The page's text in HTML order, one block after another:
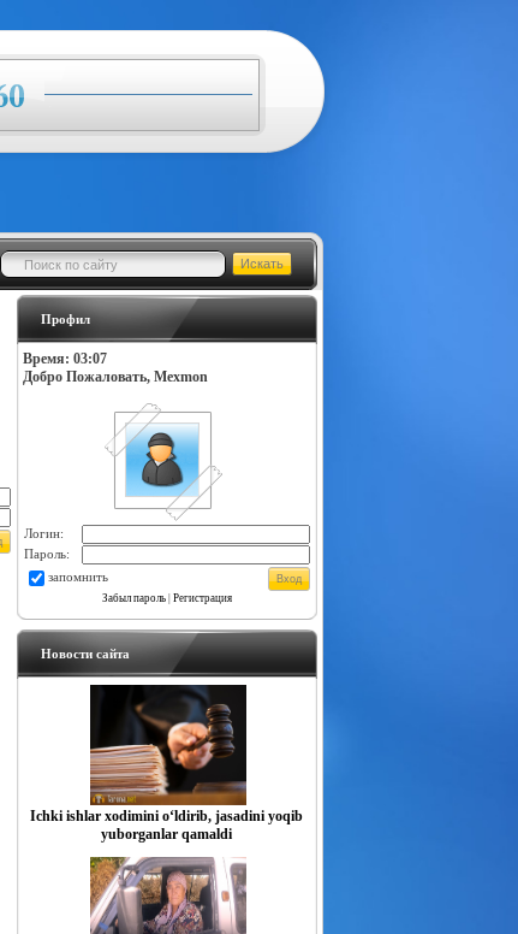
Профил
Время: 03:07
Добро Пожаловать, Mexmon
Логин:
Пароль:
запомнить
Забыл пароль| Регистрация
Новости сайта
Ichki ishlar xodimini o‘ldirib, jasadini yoqib
yuborganlar qamaldi